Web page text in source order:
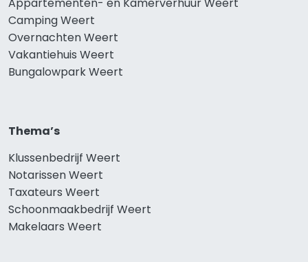
Appartementen- en Kamerverhuur Weert
Camping Weert
Overnachten Weert
Vakantiehuis Weert
Bungalowpark Weert
Thema’s
Klussenbedrijf Weert
Notarissen Weert
Taxateurs Weert
Schoonmaakbedrijf Weert
Makelaars Weert